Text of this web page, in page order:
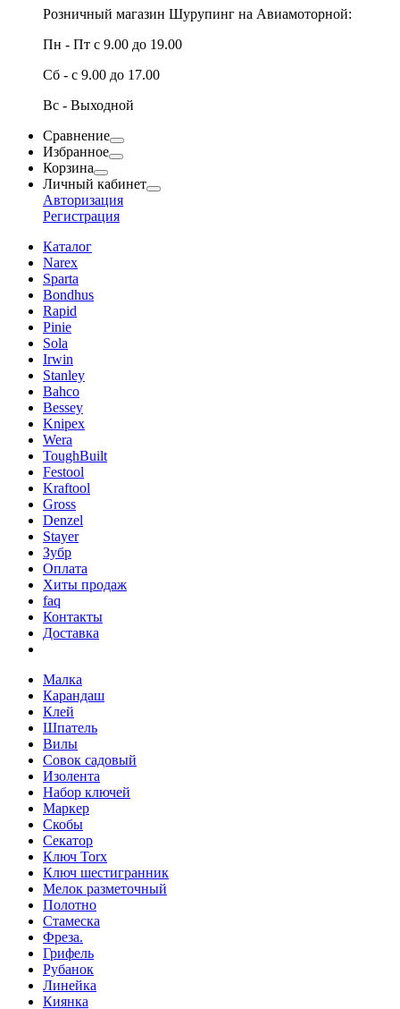
Розничный магазин Шурупинг на Авиамоторной:
Пн - Пт с 9.00 до 19.00
Сб - с 9.00 до 17.00
Вс - Выходной
Сравнение
Избранное
Корзина
Личный кабинет
Авторизация
Регистрация
Каталог
Narex
Sparta
Bondhus
Rapid
Pinie
Sola
Irwin
Stanley
Bahco
Bessey
Knipex
Wera
ToughBuilt
Festool
Kraftool
Gross
Denzel
Stayer
Зубр
Оплата
Хиты продаж
faq
Контакты
Доставка
Малка
Карандаш
Клей
Шпатель
Вилы
Совок садовый
Изолента
Набор ключей
Маркер
Скобы
Секатор
Ключ Torx
Ключ шестигранник
Мелок разметочный
Полотно
Стамеска
Фреза.
Грифель
Рубанок
Линейка
Киянка